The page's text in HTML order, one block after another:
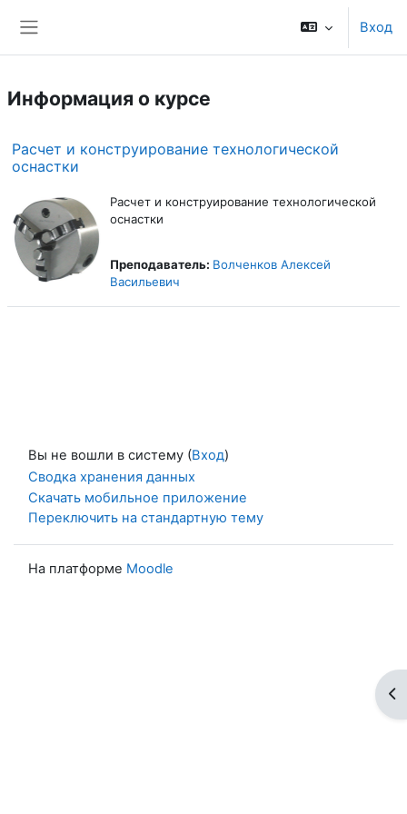
Вход
Информация о курсе
Расчет и конструирование технологической
оснастки
Расчет и конструирование технологической
оснастки
Преподаватель: Волченков Алексей
Васильевич
Вы не вошли в систему (Вход)
Сводка хранения данных
Скачать мобильное приложение
Переключить на стандартную тему
На платформе Moodle